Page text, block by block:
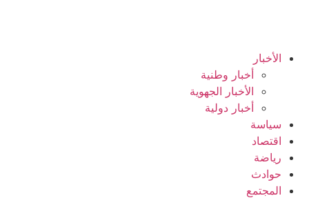
الأخبار
أخبار وطنية
الأخبار الجهوية
أخبار دولية
سياسة
اقتصاد
رياضة
حوادث
المجتمع